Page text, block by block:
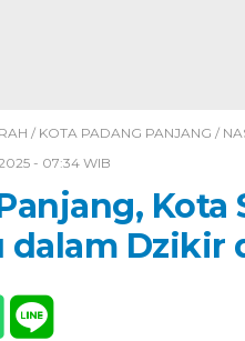
/ KOTA PADANG PANJANG /
- 07:34 WIB
Kota
dalam Dzikir